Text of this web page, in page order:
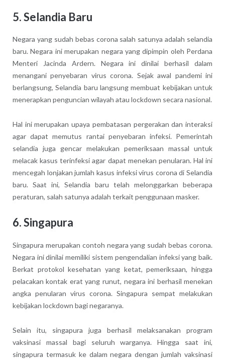
5. Selandia Baru
Negara yang sudah bebas corona salah satunya adalah selandia
baru. Negara ini merupakan negara yang dipimpin oleh Perdana
Menteri Jacinda Ardern. Negara ini dinilai berhasil dalam
menangani penyebaran virus corona. Sejak awal pandemi ini
berlangsung, Selandia baru langsung membuat kebijakan untuk
menerapkan penguncian wilayah atau lockdown secara nasional.
Hal ini merupakan upaya pembatasan pergerakan dan interaksi
agar dapat memutus rantai penyebaran infeksi. Pemerintah
selandia juga gencar melakukan pemeriksaan massal untuk
melacak kasus terinfeksi agar dapat menekan penularan. Hal ini
mencegah lonjakan jumlah kasus infeksi virus corona di Selandia
baru. Saat ini, Selandia baru telah melonggarkan beberapa
peraturan, salah satunya adalah terkait penggunaan masker.
6. Singapura
Singapura merupakan contoh negara yang sudah bebas corona.
Negara ini dinilai memiliki sistem pengendalian infeksi yang baik.
Berkat protokol kesehatan yang ketat, pemeriksaan, hingga
pelacakan kontak erat yang runut, negara ini berhasil menekan
angka penularan virus corona. Singapura sempat melakukan
kebijakan lockdown bagi negaranya.
Selain itu, singapura juga berhasil melaksanakan program
vaksinasi massal bagi seluruh warganya. Hingga saat ini,
singapura termasuk ke dalam negara dengan jumlah vaksinasi